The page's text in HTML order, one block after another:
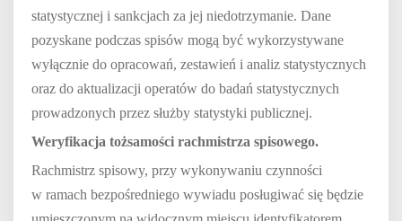
statystycznej i sankcjach za jej niedotrzymanie. Dane
pozyskane podczas spisów mogą być wykorzystywane
wyłącznie do opracowań, zestawień i analiz statystycznych
oraz do aktualizacji operatów do badań statystycznych
prowadzonych przez służby statystyki publicznej.
Weryfikacja tożsamości rachmistrza spisowego.
Rachmistrz spisowy, przy wykonywaniu czynności
w ramach bezpośredniego wywiadu posługiwać się będzie